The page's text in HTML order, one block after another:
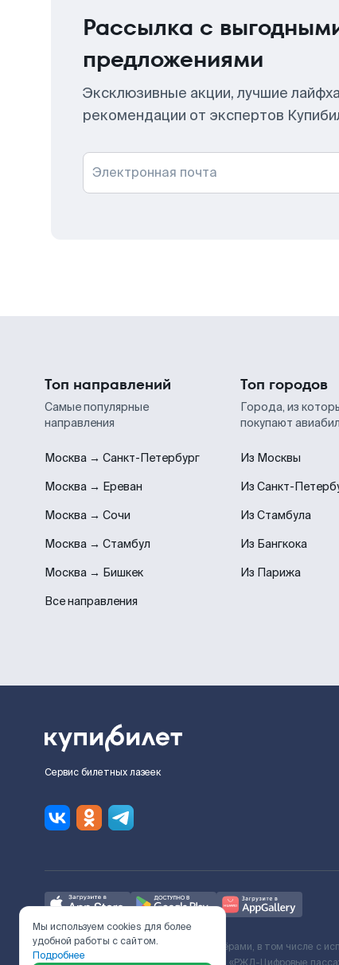
Рассылка с
предложениями
Эксклюзивные акции, лучшие
рекомендации от экспертов
Электронная почта
Топ направлений
Самые популярные
направления
Москва → Санкт-Петербург
Москва → Ереван
Москва → Сочи
Москва → Стамбул
Москва → Бишкек
Все направления
Топ городов
Города, из
покупают
Из Москвы
Из Санкт-
Из Стамбула
Из Бангкока
Из Парижа
Сервис билетных лазеек
Ж/Д билеты предоставляются партнёрами, в том числе с
Мы используем cookies для более
удобной работы с сайтом.
Подробнее